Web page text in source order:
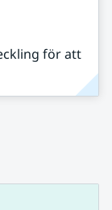
för att